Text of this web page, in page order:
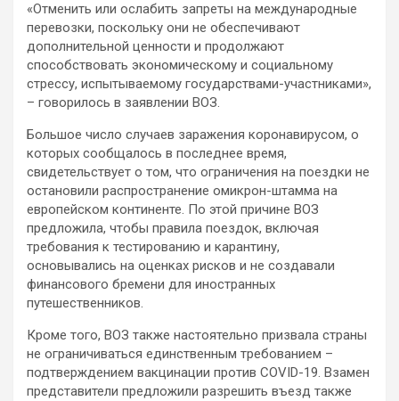
«Отменить или ослабить запреты на международные
перевозки, поскольку они не обеспечивают
дополнительной ценности и продолжают
способствовать экономическому и социальному
стрессу, испытываемому государствами-участниками»,
– говорилось в заявлении ВОЗ.
Большое число случаев заражения коронавирусом, о
которых сообщалось в последнее время,
свидетельствует о том, что ограничения на поездки не
остановили распространение омикрон-штамма на
европейском континенте. По этой причине ВОЗ
предложила, чтобы правила поездок, включая
требования к тестированию и карантину,
основывались на оценках рисков и не создавали
финансового бремени для иностранных
путешественников.
Кроме того, ВОЗ также настоятельно призвала страны
не ограничиваться единственным требованием –
подтверждением вакцинации против COVID-19. Взамен
представители предложили разрешить въезд также